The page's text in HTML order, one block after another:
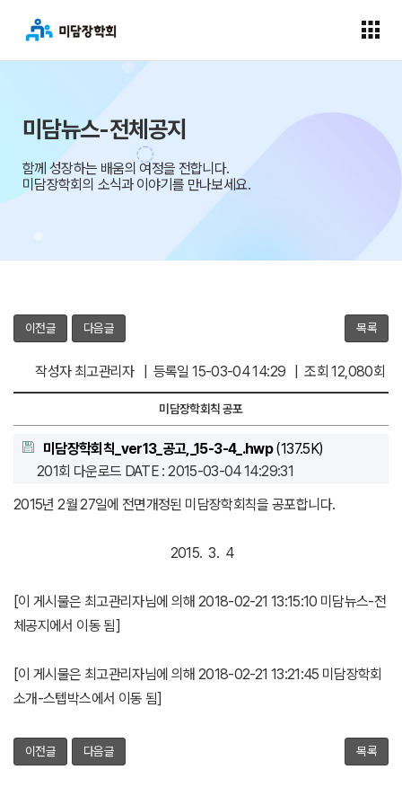
미담뉴스-전체공지
함께 성장하는 배움의 여정을 전합니다.
미담장학회의 소식과 이야기를 만나보세요.
이전글 다음글 목록
작성자 최고관리자 | 등록일 15-03-04 14:29 | 조회 12,080회
미담장학회칙 공포
미담장학회칙_ver13_공고,_15-3-4_.hwp(137.5K)
201회 다운로드 DATE : 2015-03-04 14:29:31
2015년 2월 27일에 전면개정된 미담장학회칙을 공포합니다.
2015. 3. 4
[이 게시물은 최고관리자님에 의해 2018-02-21 13:15:10 미담뉴스-전
체공지에서 이동 됨]
[이 게시물은 최고관리자님에 의해 2018-02-21 13:21:45 미담장학회
소개-스텝박스에서 이동 됨]
이전글 다음글 목록